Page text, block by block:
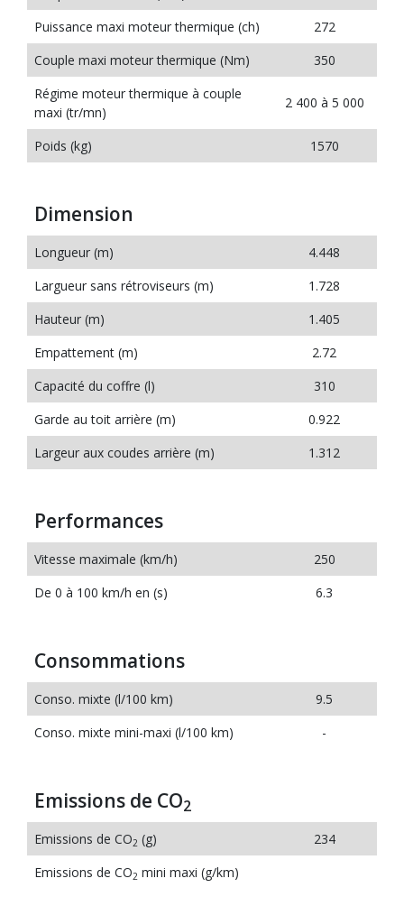
Puissance maxi moteur thermique (ch)
272
Couple maxi moteur thermique (Nm)
350
Régime moteur thermique à couple
maxi (tr/mn)
2 400 à 5 000
Poids (kg) 1570
Dimension
Longueur (m)
4.448
Largueur sans rétroviseurs (m)
1.728
Hauteur (m)
1.405
Empattement (m)
2.72
Capacité du coffre (l)
310
Garde au toit arrière (m)
0.922
Largeur aux coudes arrière (m)
1.312
Performances
Vitesse maximale (km/h)
250
De 0 à 100 km/h en (s)
6.3
Consommations
Conso. mixte (l/100 km)
9.5
Conso. mixte mini-maxi (l/100 km)
-
Emissions de CO2
Emissions de CO2 (g)
234
Emissions de CO2 mini maxi (g/km)